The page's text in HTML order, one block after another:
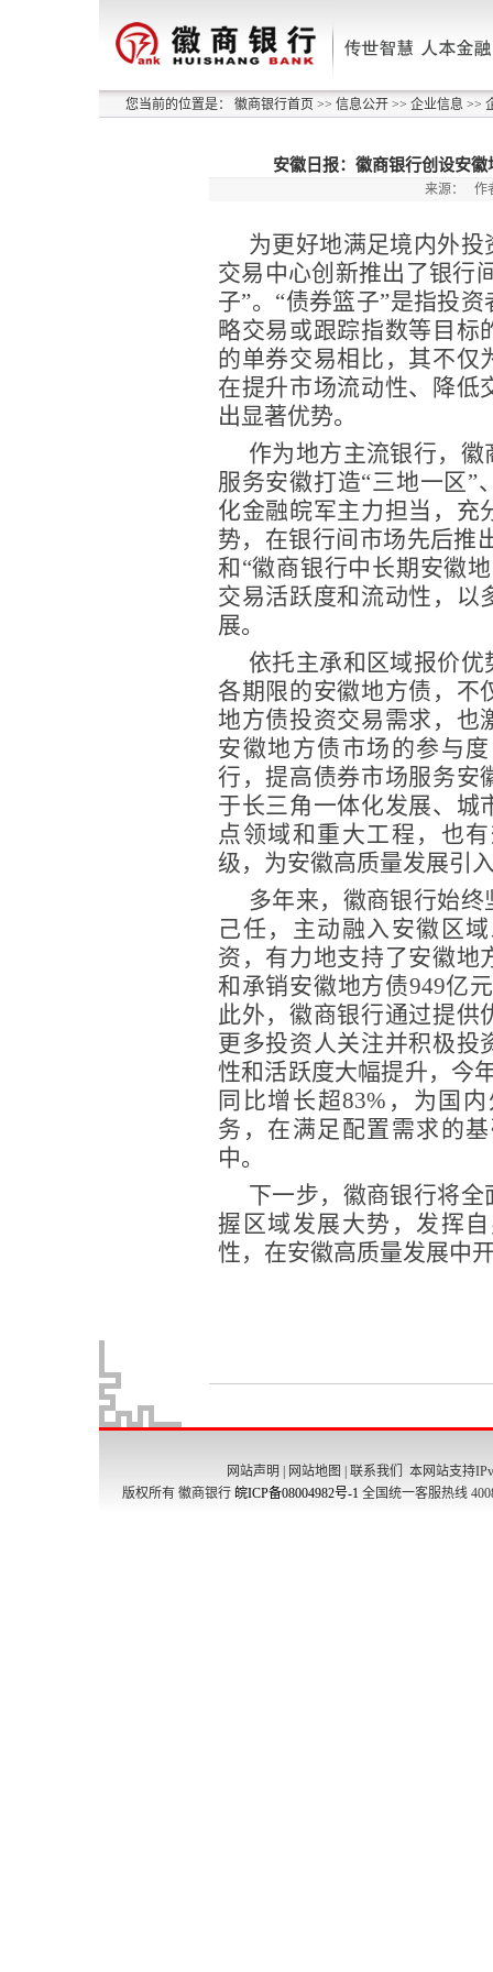
您当前的位置是： 徽商银行首页 >> 信息公开 >> 企业信息 >>
安徽日报：徽商银行创设安
来源： 作
网站声明 网站地图 联系我们
本网站支持
版权所有 徽商银行 皖ICP备08004982号-1 全国统一客服热线